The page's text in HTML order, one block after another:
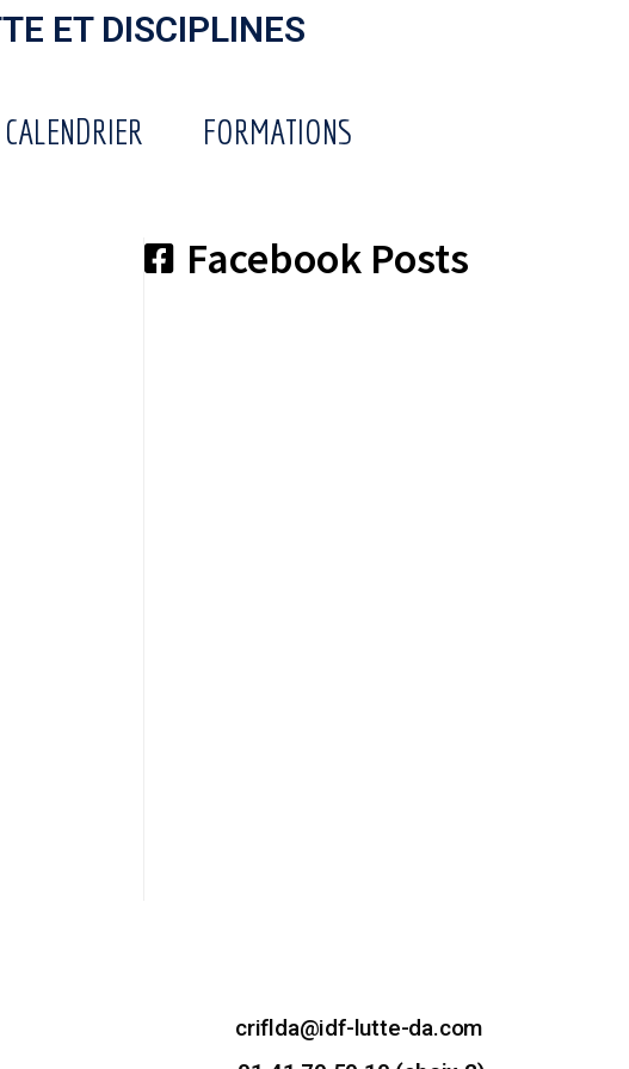
ET DISCIPLINES
CALENDRIER FORMATIONS
Facebook Posts
criflda@idf-lutte-da.com